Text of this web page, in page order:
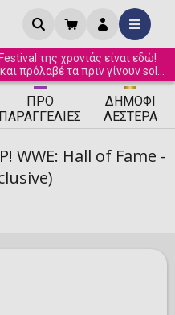
της χρονιάς είναι εδώ!
πρόλαβέ τα πριν γίνουν sold
☀️
ΠΡΟ
ΠΑΡΑΓΓΕΛΊΕΣ
ΔΗΜΟΦΙ
ΛΈΣΤΕΡΑ
WWE: Hall of Fame -